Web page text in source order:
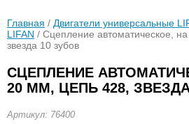
Главная / Двигатели универсальные
LIFAN / Сцепление автоматическое,
звезда 10 зубов
СЦЕПЛЕНИЕ
20 ММ, ЦЕПЬ 428,
Артикул: 76400